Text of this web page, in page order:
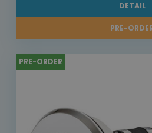
DETAIL
PRE-
PRE-ORDER